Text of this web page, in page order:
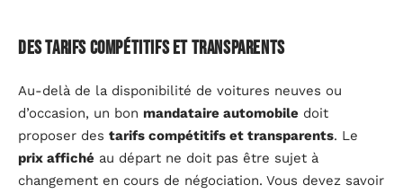
Des tarifs compétitifs et transparents
Au-delà de la disponibilité de voitures neuves ou
d’occasion, un bon mandataire automobile doit
proposer des tarifs compétitifs et transparents. Le
prix affiché au départ ne doit pas être sujet à
changement en cours de négociation. Vous devez savoir